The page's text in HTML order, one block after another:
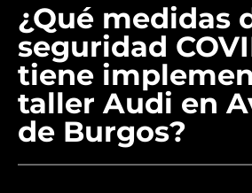
¿Qué medidas
seguridad
tiene
taller Audi en
de Burgos?